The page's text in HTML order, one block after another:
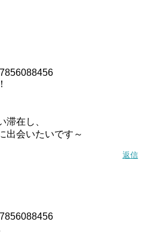
滞在し、
出会いたいです～
返信